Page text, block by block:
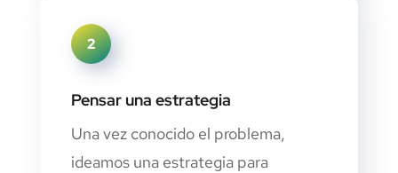
2
Pensar una estrategia
Una vez conocido el problema,
ideamos una estrategia para